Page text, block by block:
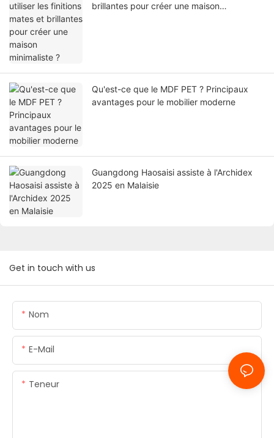
brillantes pour créer une maison
Qu'est-ce que le MDF PET ? Principaux
avantages pour le mobilier moderne
Guangdong Haosaisi assiste à l'Archidex
2025 en Malaisie
Get in touch with us
Nom
E-Mail
Teneur